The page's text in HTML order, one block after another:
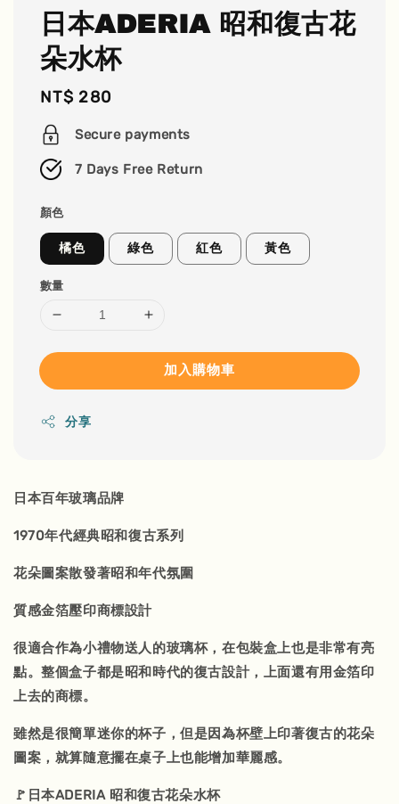
日本ADERIA 昭和復古花
朵水杯
Regular
price
NT$ 280
Secure payments
7 Days Free Return
顏色
橘色 綠色 紅色 黃色
數量
加入購物車
分享
日本百年玻璃品牌
1970年代經典昭和復古系列
花朵圖案散發著昭和年代氛圍
質感金箔壓印商標設計
很適合作為小禮物送人的玻璃杯，在包裝盒上也是非常有亮
點。整個盒子都是昭和時代的復古設計，上面還有用金箔印
上去的商標。
雖然是很簡單迷你的杯子，但是因為杯壁上印著復古的花朵
圖案，就算隨意擺在桌子上也能增加華麗感。
🚩日本ADERIA 昭和復古花朵水杯